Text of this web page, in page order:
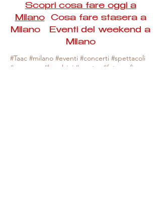
Scopri cosa fare oggi a
MilanoCosa fare stasera a
Milano Eventi del weekend a
Milano
#Taac #milano #eventi #concerti #spettacoli
#rassegne #bambini #mostre #fotografia